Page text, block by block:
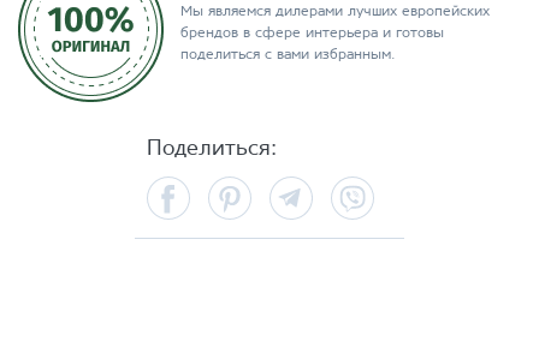
Мы являемся дилерами лучших европейских
брендов в сфере интерьера и готовы
поделиться с вами избранным.
Поделиться:
FacebookPinterest Telegram